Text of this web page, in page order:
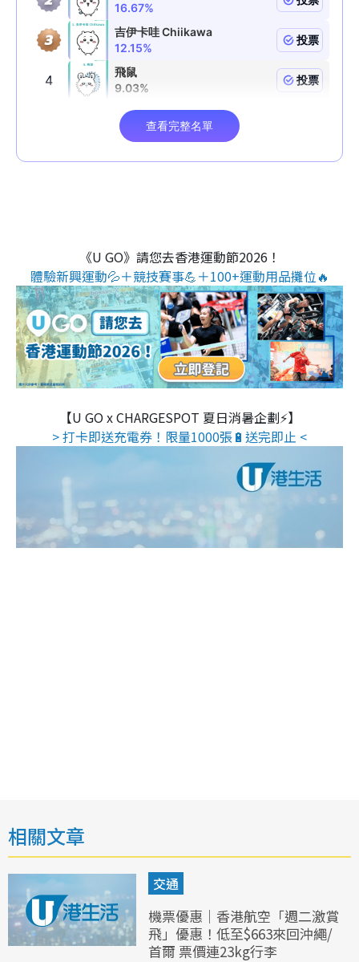
《U GO》請您去香港運動節2026！
體驗新興運動💦＋競技賽事💪＋100+運動用品攤位🔥
【U GO x CHARGESPOT 夏日消暑企劃⚡】
> 打卡即送充電券！限量1000張🔋送完即止 <
相關文章
交通
機票優惠｜香港航空「週二激賞
飛」優惠！低至$663來回沖繩/
首爾 票價連23kg行李